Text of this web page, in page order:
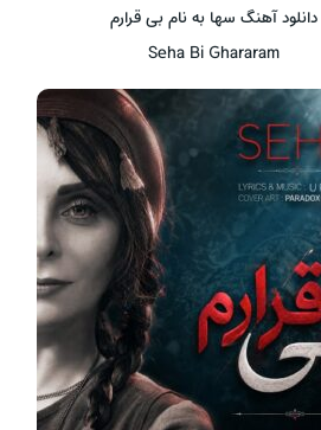
دانلود آهنگ سها به نام بی قرارم
Seha Bi Ghararam